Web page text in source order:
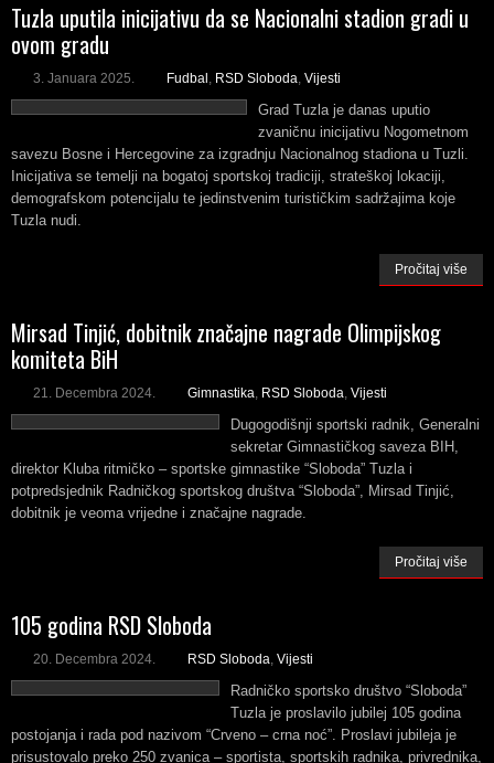
Tuzla uputila inicijativu da se Nacionalni stadion gradi u
ovom gradu
3. Januara 2025. Fudbal , RSD Sloboda, Vijesti
Grad Tuzla je danas uputio
zvaničnu inicijativu Nogometnom
savezu Bosne i Hercegovine za izgradnju Nacionalnog stadiona u Tuzli.
Inicijativa se temelji na bogatoj sportskoj tradiciji, strateškoj lokaciji,
demografskom potencijalu te jedinstvenim turističkim sadržajima koje
Tuzla nudi.
Pročitaj više
Mirsad Tinjić, dobitnik značajne nagrade Olimpijskog
komiteta BiH
21. Decembra 2024. Gimnastika, RSD Sloboda, Vijesti
Dugogodišnji sportski radnik, Generalni
sekretar Gimnastičkog saveza BIH,
direktor Kluba ritmičko – sportske gimnastike “Sloboda” Tuzla i
potpredsjednik Radničkog sportskog društva “Sloboda”, Mirsad Tinjić,
dobitnik je veoma vrijedne i značajne nagrade.
Pročitaj više
105 godina RSD Sloboda
20. Decembra 2024. RSD Sloboda, Vijesti
Radničko sportsko društvo “Sloboda”
Tuzla je proslavilo jubilej 105 godina
postojanja i rada pod nazivom “Crveno – crna noć”. Proslavi jubileja je
prisustovalo preko 250 zvanica – sportista, sportskih radnika, privrednika,